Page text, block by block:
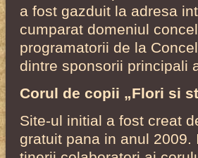
a fost gazduit la adresa
cumparat domeniul
programatorii de la
dintre sponsorii principali
Corul de copii „Flori si
Site-ul initial a fost creat
gratuit pana in anul